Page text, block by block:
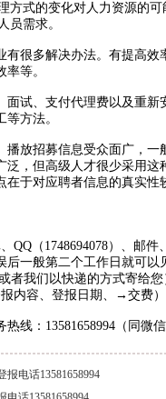
债权转让广告登报13581658994
海关稽查处罚公告登报
时报税务稽查广告登报
民日报海外版广告刊登
部电话13581658994
告部电话13581658994
日报资产转让广告登报
处罚公告刊登电话13581658994
独立董事公告登报13581658994
改制公告刊登电话13581658994
银行催收公告登报13581658994
催收公告登报13581658994
方式的变化对人力资源的可
员需求。
有很多解决办法。有提高
等。
面试、支付代理费以及重
方法。
放招募信息受众面广，
泛，但高级人才很少采用
在于对应聘者信息的真实
QQ（1748694078）、邮
后一般第二个工作日就可
者我们以快递的方式寄给您
内容、登报日期、→交费）
线：13581658994（同微
电话13581658994